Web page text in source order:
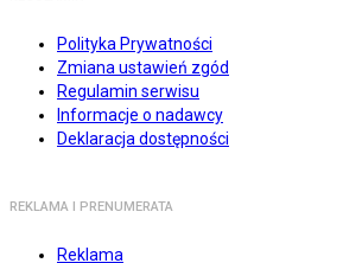
Polityka Prywatności
Zmiana ustawień zgód
Regulamin serwisu
Informacje o nadawcy
Deklaracja dostępności
REKLAMA I PRENUMERATA
Reklama